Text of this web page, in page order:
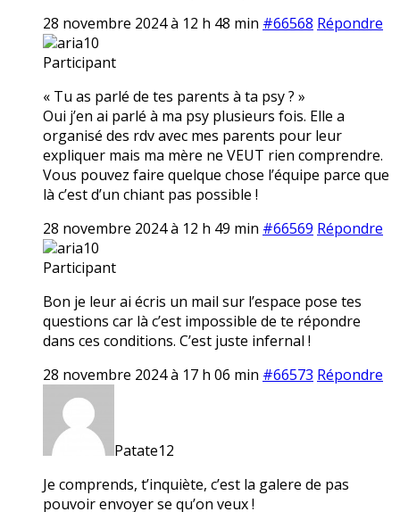
28 novembre 2024 à 12 h 48 min #66568 Répondre
aria10
Participant
« Tu as parlé de tes parents à ta psy ? »
Oui j’en ai parlé à ma psy plusieurs fois. Elle a
organisé des rdv avec mes parents pour leur
expliquer mais ma mère ne VEUT rien comprendre.
Vous pouvez faire quelque chose l’équipe parce que
là c’est d’un chiant pas possible !
28 novembre 2024 à 12 h 49 min #66569 Répondre
aria10
Participant
Bon je leur ai écris un mail sur l’espace pose tes
questions car là c’est impossible de te répondre
dans ces conditions. C’est juste infernal !
28 novembre 2024 à 17 h 06 min #66573 Répondre
Patate12
Je comprends, t’inquiète, c’est la galere de pas
pouvoir envoyer se qu’on veux !